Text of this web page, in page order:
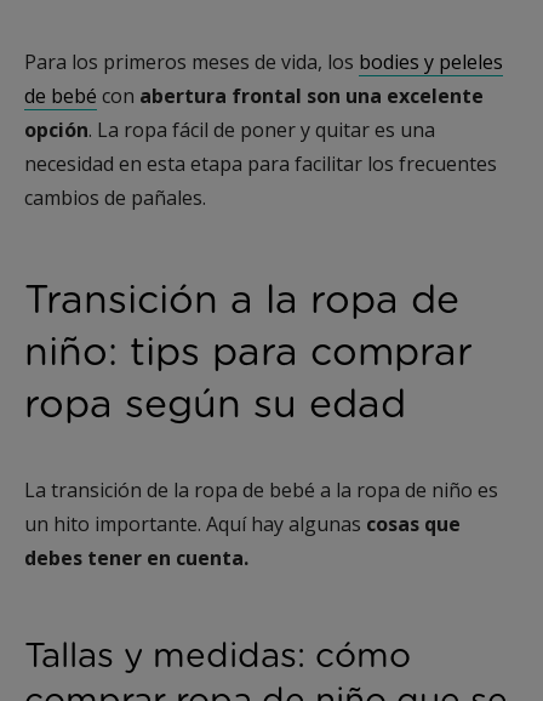
Para los primeros meses de vida, los bodies y peleles
de bebé con abertura frontal son una excelente
opción. La ropa fácil de poner y quitar es una
necesidad en esta etapa para facilitar los frecuentes
cambios de pañales.
Transición a la ropa de
niño: tips para comprar
ropa según su edad
La transición de la ropa de bebé a la ropa de niño es
un hito importante. Aquí hay algunas cosas que
debes tener en cuenta.
Tallas y medidas: cómo